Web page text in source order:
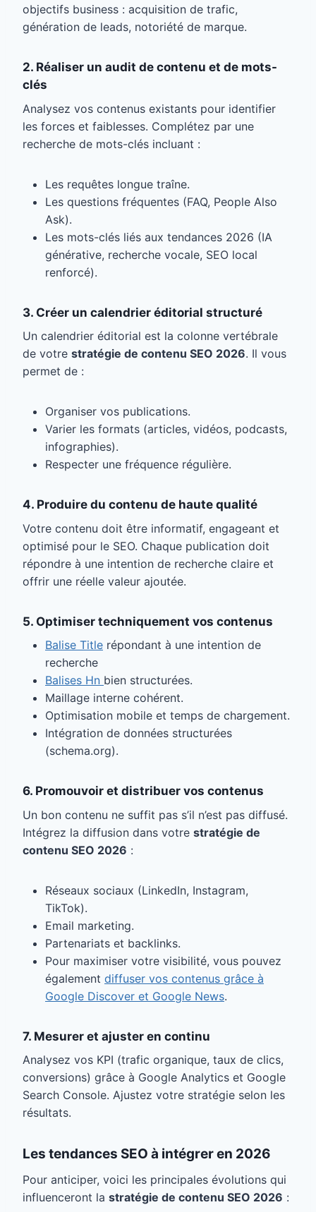
objectifs business : acquisition de trafic,
génération de leads, notoriété de marque.
2. Réaliser un audit de contenu et de mots-
clés
Analysez vos contenus existants pour identifier
les forces et faiblesses. Complétez par une
recherche de mots-clés incluant :
Les requêtes longue traîne.
Les questions fréquentes (FAQ, People Also
Ask).
Les mots-clés liés aux tendances 2026 (IA
générative, recherche vocale, SEO local
renforcé).
3. Créer un calendrier éditorial structuré
Un calendrier éditorial est la colonne vertébrale
de votre stratégie de contenu SEO 2026. Il vous
permet de :
Organiser vos publications.
Varier les formats (articles, vidéos, podcasts,
infographies).
Respecter une fréquence régulière.
4. Produire du contenu de haute qualité
Votre contenu doit être informatif, engageant et
optimisé pour le SEO. Chaque publication doit
répondre à une intention de recherche claire et
offrir une réelle valeur ajoutée.
5. Optimiser techniquement vos contenus
Balise Title répondant à une intention de
recherche
Balises Hn bien structurées.
Maillage interne cohérent.
Optimisation mobile et temps de chargement.
Intégration de données structurées
(schema.org).
6. Promouvoir et distribuer vos contenus
Un bon contenu ne suffit pas s’il n’est pas diffusé.
Intégrez la diffusion dans votre stratégie de
contenu SEO 2026 :
Réseaux sociaux (LinkedIn, Instagram,
TikTok).
Email marketing.
Partenariats et backlinks.
Pour maximiser votre visibilité, vous pouvez
également diffuser vos contenus grâce à
Google Discover et Google News.
7. Mesurer et ajuster en continu
Analysez vos KPI (trafic organique, taux de clics,
conversions) grâce à Google Analytics et Google
Search Console. Ajustez votre stratégie selon les
résultats.
Les tendances SEO à intégrer en 2026
Pour anticiper, voici les principales évolutions qui
influenceront la stratégie de contenu SEO 2026 :